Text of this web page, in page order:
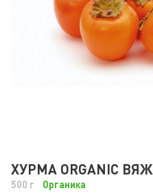
ХУРМА ORGANIC
500 г Органика